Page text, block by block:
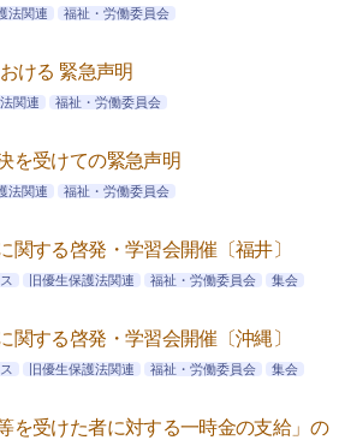
法関連 福祉・労働委員会
ける 緊急声明
関連 福祉・労働委員会
を受けての緊急声明
法関連 福祉・労働委員会
する啓発・学習会開催〔福井〕
旧優生保護法関連 福祉・労働委員会 集会
する啓発・学習会開催〔沖縄〕
旧優生保護法関連 福祉・労働委員会 集会
を受けた者に対する一時金の支給」の